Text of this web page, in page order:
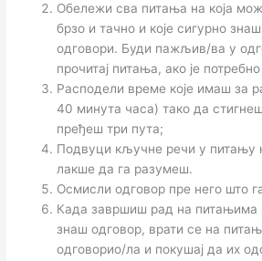
Обележи сва питања на која
брзо и тачно и које сигурно
одговори. Буди пажљив/ва у
прочитај питања, ако је
Расподели време које имаш за
40 минута часа) тако да
пређеш три пута;
Подвуци кључне речи у питању
лакше да га разумеш.
Осмисли одговор пре него што
Када завршиш рад на питањима
знаш одговор, врати се на
одговорио/ла и покушај да их